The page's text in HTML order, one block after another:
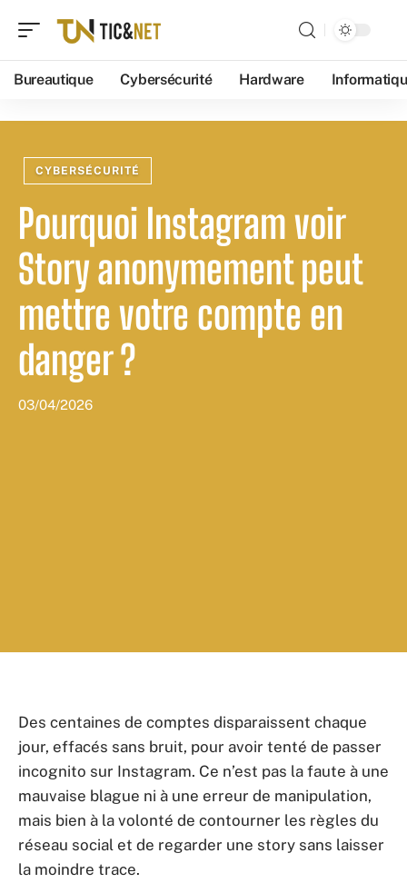
Bureautique Cybersécurité Hardware
CYBERSÉCURITÉ
Pourquoi Instagram voir
Story anonymement peut
mettre votre compte en
danger ?
03/04/2026
Des centaines de comptes disparaissent chaque
jour, effacés sans bruit, pour avoir tenté de passer
incognito sur Instagram. Ce n’est pas la faute à une
mauvaise blague ni à une erreur de manipulation,
mais bien à la volonté de contourner les règles du
réseau social et de regarder une story sans laisser
la moindre trace.